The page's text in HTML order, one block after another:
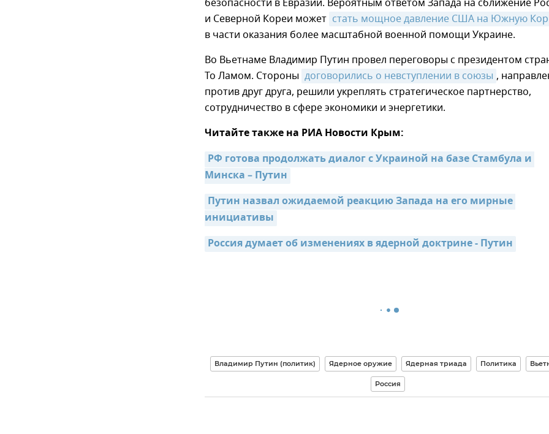
безопасности в Евразии. Вероятным ответом Запада на сближение
и Северной Кореи может стать мощное давление США на Южную
в части оказания более масштабной военной помощи Украине.
Во Вьетнаме Владимир Путин провел переговоры с президентом
То Ламом. Стороны договорились о невступлении в союзы ,
против друг друга, решили укреплять стратегическое партнерство,
сотрудничество в сфере экономики и энергетики.
Читайте также на РИА Новости Крым:
РФ готова продолжать диалог с Украиной на базе Стамбула и
Минска – Путин
Путин назвал ожидаемой реакцию Запада на его мирные
инициативы
Россия думает об изменениях в ядерной доктрине - Путин
Владимир Путин (политик) Ядерное оружие Ядерная триада Политика
Россия